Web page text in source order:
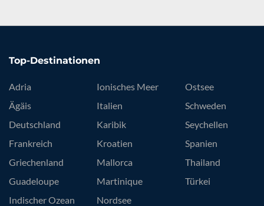
Top-Destinationen
Adria
Ägäis
Deutschland
Frankreich
Griechenland
Guadeloupe
Indischer Ozean
Ionisches Meer
Italien
Karibik
Kroatien
Mallorca
Martinique
Nordsee
Ostsee
Schweden
Seychellen
Spanien
Thailand
Türkei